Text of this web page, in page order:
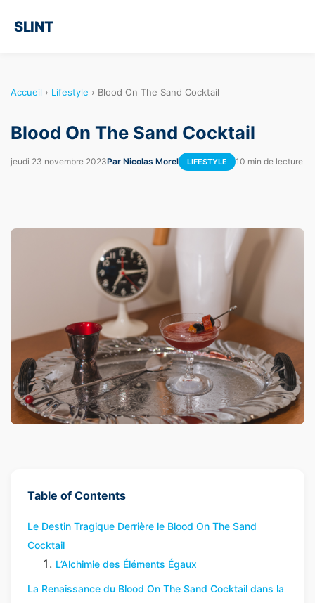
SLINT
Accueil › Lifestyle › Blood On The Sand Cocktail
Blood On The Sand Cocktail
jeudi 23 novembre 2023Par Nicolas Morel LIFESTYLE 10 min de lecture
Table of Contents
Le Destin Tragique Derrière le Blood On The Sand
Cocktail
L’Alchimie des Éléments Égaux
La Renaissance du Blood On The Sand Cocktail dans la